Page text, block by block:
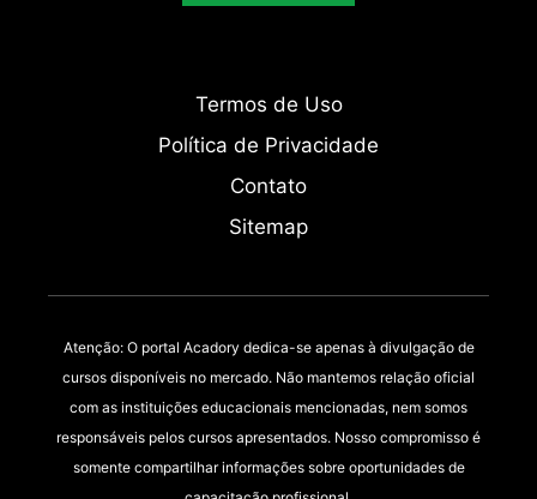
Termos de Uso
Política de Privacidade
Contato
Sitemap
Atenção: O portal Acadory dedica-se apenas à divulgação de
cursos disponíveis no mercado. Não mantemos relação oficial
com as instituições educacionais mencionadas, nem somos
responsáveis pelos cursos apresentados. Nosso compromisso é
somente compartilhar informações sobre oportunidades de